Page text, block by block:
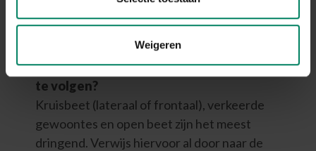
Weigeren
de orthodontist de ontwikkeling goed
beoordelen. Lees erhiermeer over.
Wat zijn de meest urgente problemen om op
te volgen?
Kruisbeet (lateraal of frontaal), verkeerde
gewoontes en open beet zijn het meest
dringend. Verwijs hiervoor al door naar de